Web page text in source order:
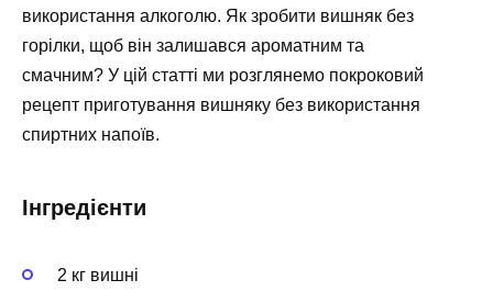
використання алкоголю. Як зробити вишняк без
горілки, щоб він залишався ароматним та
смачним? У цій статті ми розглянемо покроковий
рецепт приготування вишняку без використання
спиртних напоїв.
Інгредієнти
2 кг вишні